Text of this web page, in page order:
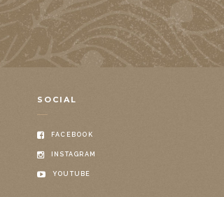
SOCIAL
FACEBOOK
INSTAGRAM
YOUTUBE